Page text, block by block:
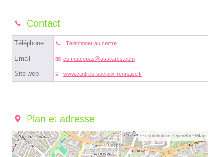
Contact
Téléphone Téléphoner au centre
Email cs.maurepasⓐassoarcs.com
Site web www.centres-sociaux-rennaise.fr
Plan et adresse
© contributeurs OpenStreetMap